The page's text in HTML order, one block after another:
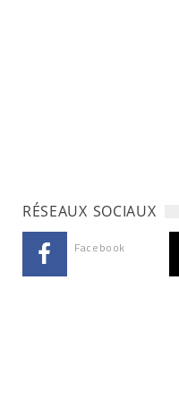
RÉSEAUX SOCIAUX
Facebook